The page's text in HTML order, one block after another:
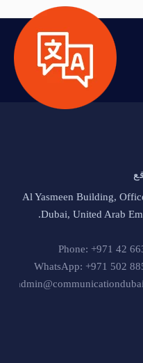
Al Yasmeen Building,
Dubai, United Arab
Phone: +971 42
WhatsApp: +971 502